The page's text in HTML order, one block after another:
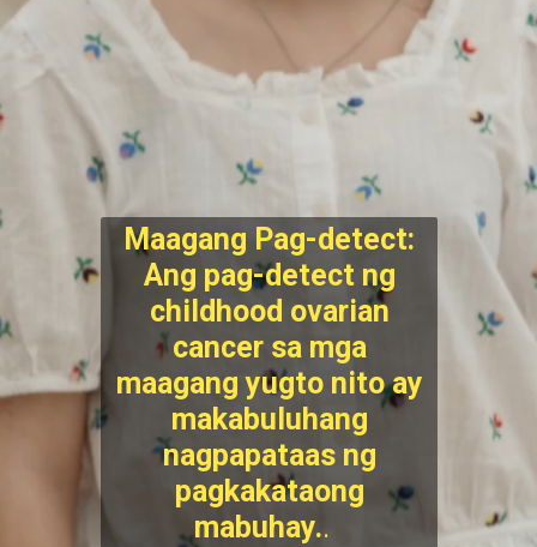
Maagang Pag-detect:
Ang pag-detect ng
childhood ovarian
cancer sa mga
maagang yugto nito ay
makabuluhang
nagpapataas ng
pagkakataong
mabuhay..